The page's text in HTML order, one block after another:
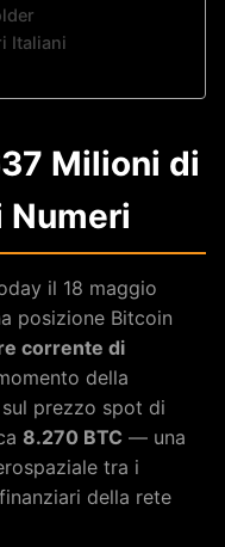
Italiani
Milioni di
Numeri
il 18 maggio
posizione Bitcoin
corrente di
della
prezzo spot di
8.270 BTC — una
tra i
della rete